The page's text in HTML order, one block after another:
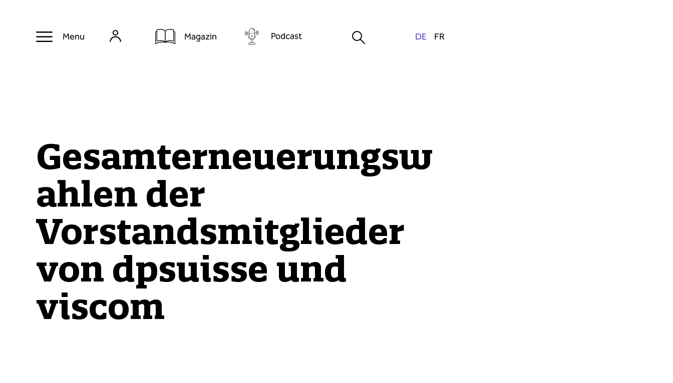
Menu Magazin Podcast
Gesamterneuerungsw
ahlen der
Vorstandsmitglieder
von dpsuisse und
viscom